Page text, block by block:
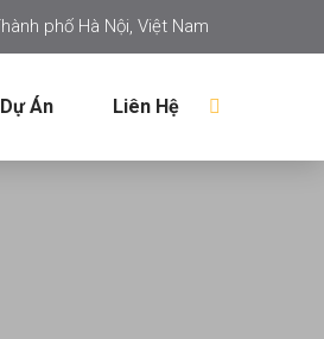
phố Hà Nội, Việt Nam
Dự Án Liên Hệ